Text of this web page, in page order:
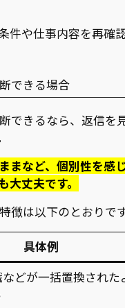
件や仕事内容を再確
できる場合
できるなら、返信を
まなど、個別性を感
大丈夫です。
徴は以下のとおりで
具体例
どが一括置換された